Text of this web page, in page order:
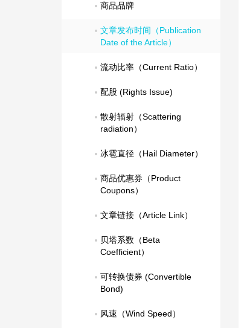
商品品牌
文章发布时间（Publication
Date of the Article）
流动比率（Current Ratio）
配股 (Rights Issue)
散射辐射（Scattering
radiation）
冰雹直径（Hail Diameter）
商品优惠券（Product
Coupons）
文章链接（Article Link）
贝塔系数（Beta
Coefficient）
可转换债券 (Convertible
Bond)
风速（Wind Speed）